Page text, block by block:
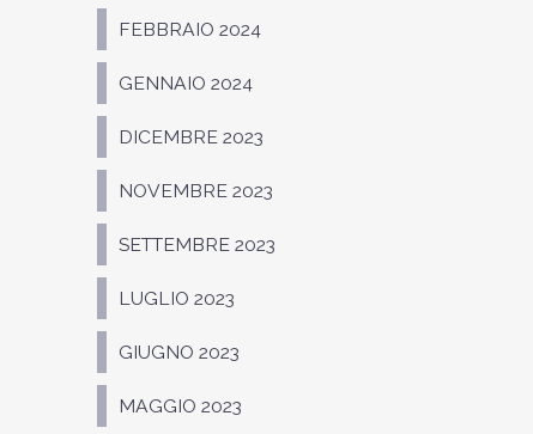
FEBBRAIO 2024
GENNAIO 2024
DICEMBRE 2023
NOVEMBRE 2023
SETTEMBRE 2023
LUGLIO 2023
GIUGNO 2023
MAGGIO 2023